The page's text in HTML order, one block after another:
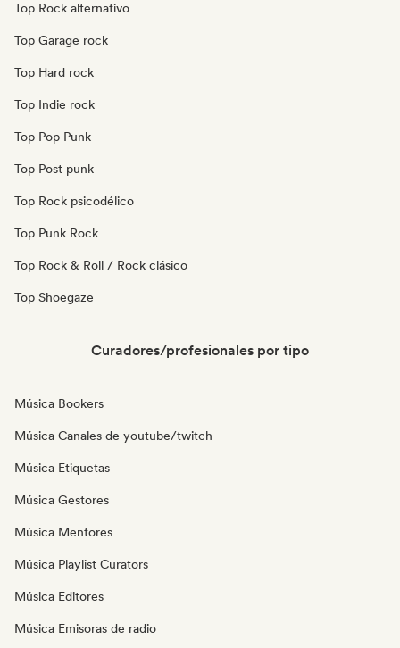
Top Rock alternativo
Top Garage rock
Top Hard rock
Top Indie rock
Top Pop Punk
Top Post punk
Top Rock psicodélico
Top Punk Rock
Top Rock & Roll / Rock clásico
Top Shoegaze
Curadores/profesionales por tipo
Música Bookers
Música Canales de youtube/twitch
Música Etiquetas
Música Gestores
Música Mentores
Música Playlist Curators
Música Editores
Música Emisoras de radio